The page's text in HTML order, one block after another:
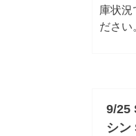
庫状況
ださい
9/25
シン